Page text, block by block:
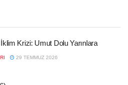
Krizi: Umut Dolu Yarınlara
29 TEMMUZ 2026